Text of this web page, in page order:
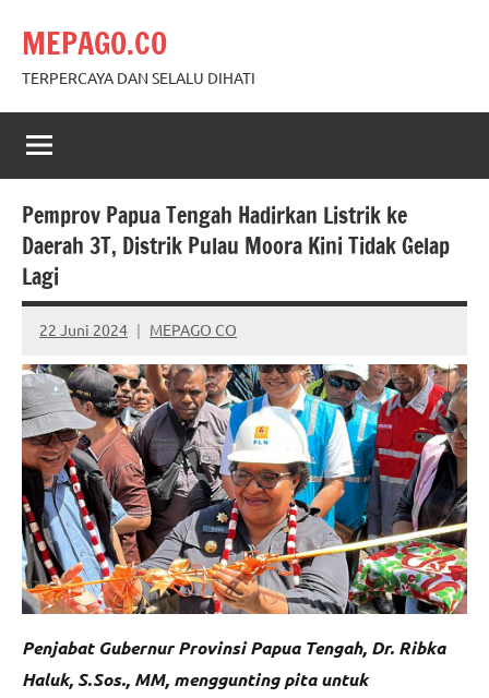
content
MEPAGO.CO
TERPERCAYA DAN SELALU DIHATI
Pemprov Papua Tengah Hadirkan Listrik ke
Daerah 3T, Distrik Pulau Moora Kini Tidak Gelap
Lagi
22 Juni 2024 MEPAGO CO
No
comments
Penjabat Gubernur Provinsi Papua Tengah, Dr. Ribka
Haluk, S.Sos., MM, menggunting pita untuk